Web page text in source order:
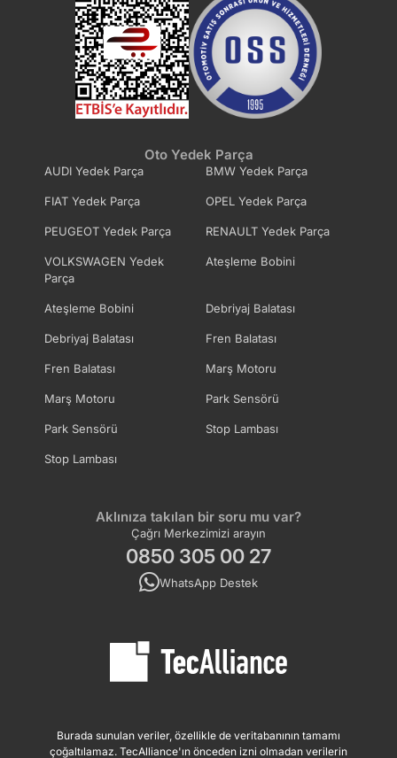
Oto Yedek Parça
AUDI Yedek Parça BMW Yedek Parça
FIAT Yedek Parça OPEL Yedek Parça
PEUGEOT Yedek Parça RENAULT Yedek Parça
VOLKSWAGEN Yedek
Parça
Ateşleme Bobini
Ateşleme Bobini Debriyaj Balatası
Debriyaj Balatası Fren Balatası
Fren Balatası Marş Motoru
Marş Motoru Park Sensörü
Park Sensörü Stop Lambası
Stop Lambası
Aklınıza takılan bir soru mu var?
Çağrı Merkezimizi arayın
0850 305 00 27
WhatsApp Destek
Burada sunulan veriler, özellikle de veritabanının tamamı
çoğaltılamaz. TecAlliance'ın önceden izni olmadan verilerin